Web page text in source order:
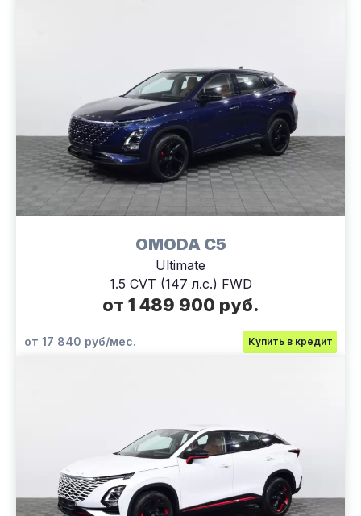
OMODA C5
Ultimate
1.5 CVT (147 л.с.) FWD
от 1 489 900 руб.
от 17 840 руб/мес. Купить в кредит